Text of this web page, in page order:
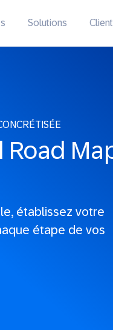
Solutions
Road
établissez votre
étape de vos